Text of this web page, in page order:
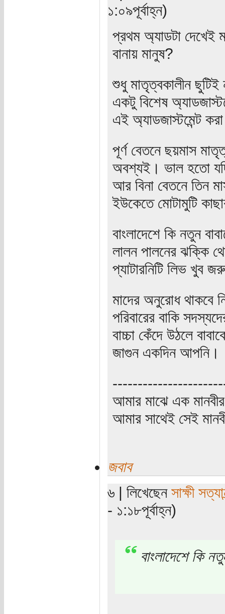
১:০৯পূর্বাহ্ন)
প্রথম অ্যাডটা দেখেই
বানায় মানুষ?
শুধু মাতৃত্বকালীন
একটু বিশেষ
এই অ্যাডজাস্টমেন্ট
পূর্ণ বেতনে ছয়মাস
অবশ্যই। ভাল হতো
আর বিনা বেতনে তিন
ইউকেতে মোটামুটি
বাংলাদেশে কি নতুন
লালন পালনের ঝক্কি
প্যাটারনিটি লিভ খুব
মাদের অনুরোধ থাকবে
পরিবারের বাকি
বাচ্চা কেঁদে উঠলে
জাগুন একদিন আপনি।
আমার মাঝে এক
আমার সাথেই সেই
জবাব
৬ | লিখেছেন সাক্ষী
- ১:১৮পূর্বাহ্ন)
বাংলাদেশে কি